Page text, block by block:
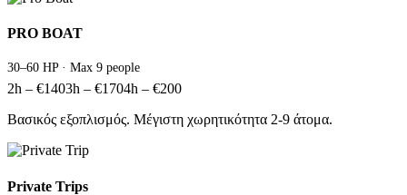
PRO BOAT
30–60 HP · Max 9 people
2h – €1403h – €1704h – €200
Βασικός εξοπλισμός. Μέγιστη χωρητικότητα 2-9 άτομα.
Private Trips